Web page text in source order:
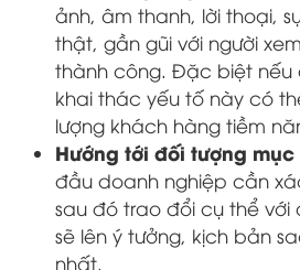
ảnh, âm thanh, lời thoại,
thật, gần gũi với người
thành công. Đặc biệt nếu
khai thác yếu tố này có
lượng khách hàng tiềm
Hướng tới đối tượng mục
đầu doanh nghiệp cần
sau đó trao đổi cụ thể với
sẽ lên ý tưởng, kịch bản
nhất.